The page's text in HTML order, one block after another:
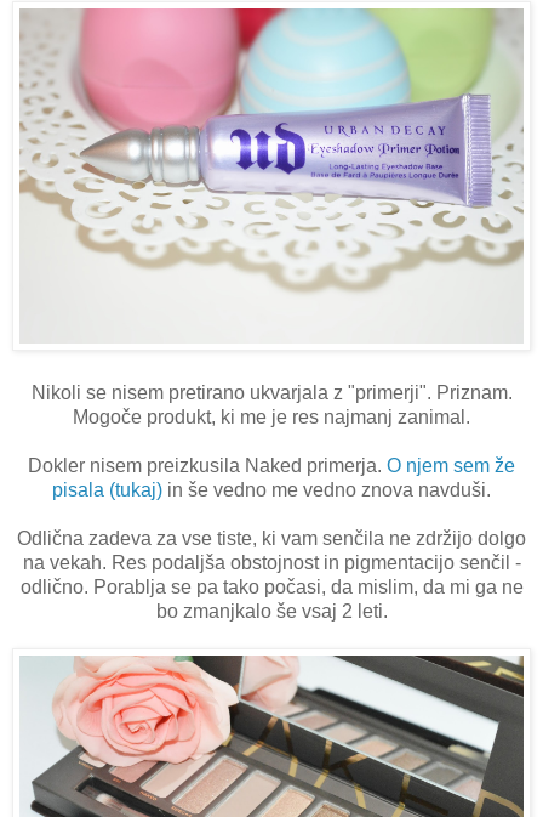
Nikoli se nisem pretirano ukvarjala z "primerji". Priznam.
Mogoče produkt, ki me je res najmanj zanimal.
Dokler nisem preizkusila Naked primerja. O njem sem že
pisala (tukaj) in še vedno me vedno znova navduši.
Odlična zadeva za vse tiste, ki vam senčila ne zdržijo dolgo
na vekah. Res podaljša obstojnost in pigmentacijo senčil -
odlično. Porablja se pa tako počasi, da mislim, da mi ga ne
bo zmanjkalo še vsaj 2 leti.